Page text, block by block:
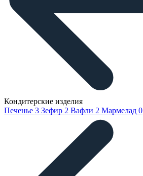
Кондитерские изделия
Печенье 3 Зефир 2 Вафли 2 Мармелад 0